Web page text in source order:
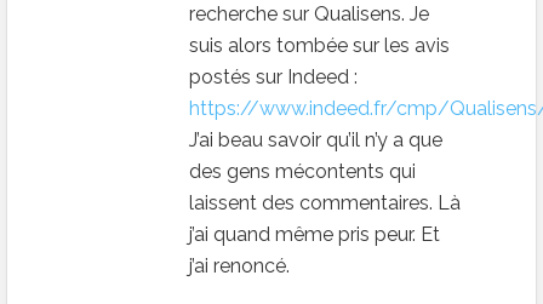
recherche sur Qualisens. Je
suis alors tombée sur les avis
postés sur Indeed :
https://www.indeed.fr/cmp/
J’ai beau savoir qu’il n’y a que
des gens mécontents qui
laissent des commentaires. Là
j’ai quand même pris peur. Et
j’ai renoncé.